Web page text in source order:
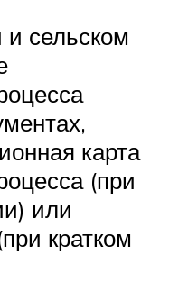
сельском
карта
(при
или
кратком